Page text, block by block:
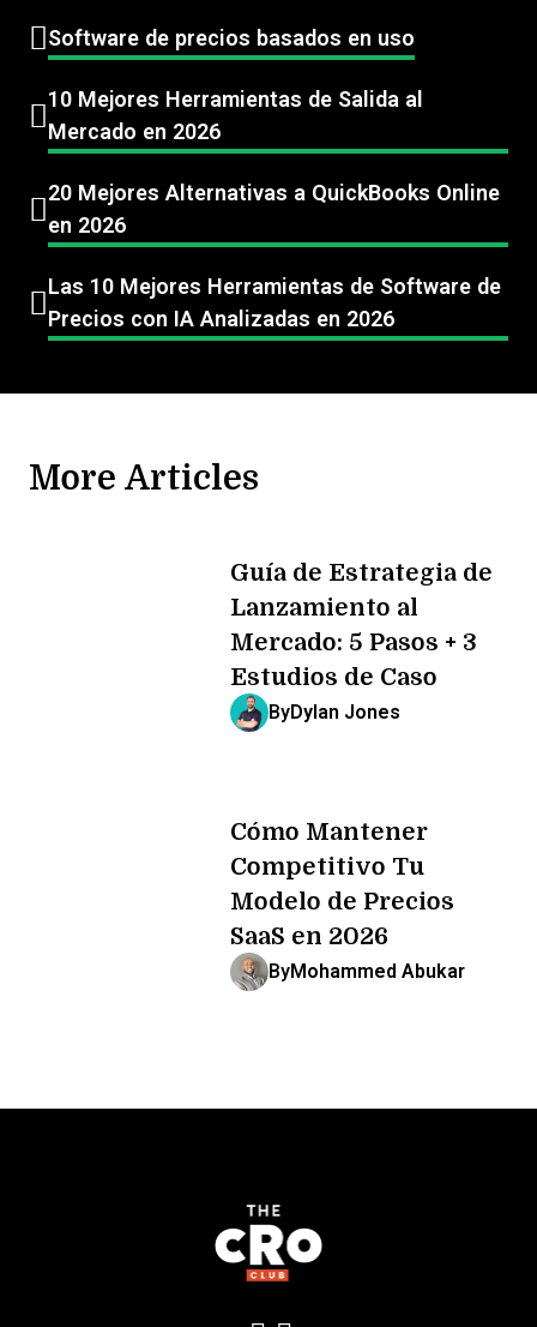
Software de precios basados en uso
10 Mejores Herramientas de Salida al
Mercado en 2026
20 Mejores Alternativas a QuickBooks Online
en 2026
Las 10 Mejores Herramientas de Software de
Precios con IA Analizadas en 2026
More Articles
Guía de Estrategia de
Lanzamiento al
Mercado: 5 Pasos + 3
Estudios de Caso
ByDylan Jones
Cómo Mantener
Competitivo Tu
Modelo de Precios
SaaS en 2026
ByMohammed Abukar